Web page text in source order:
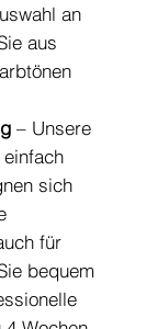
an
aus
– Unsere
sich
für
bequem